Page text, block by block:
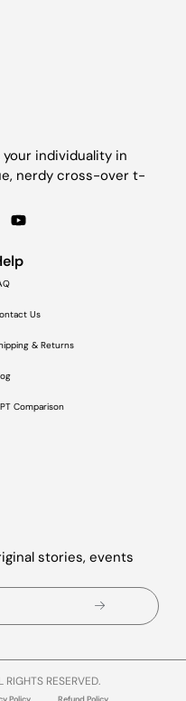
individuality in
nerdy cross-over t-
Us
& Returns
Comparison
stories, events
RIGHTS RESERVED.